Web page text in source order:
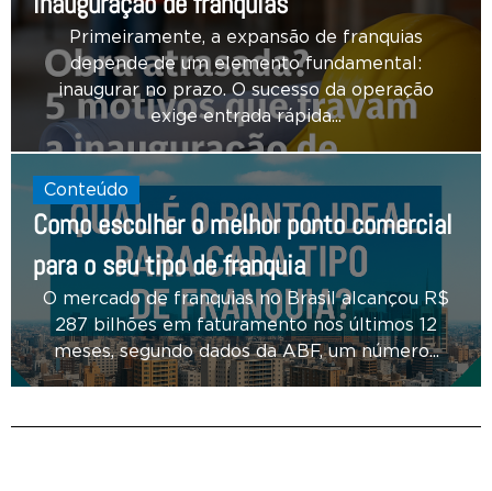
Primeiramente, a expansão de franquias
depende de um elemento fundamental:
inaugurar no prazo. O sucesso da operação
exige entrada rápida...
Conteúdo
Como escolher o melhor ponto comercial
para o seu tipo de franquia
O mercado de franquias no Brasil alcançou R$
287 bilhões em faturamento nos últimos 12
meses, segundo dados da ABF, um número...